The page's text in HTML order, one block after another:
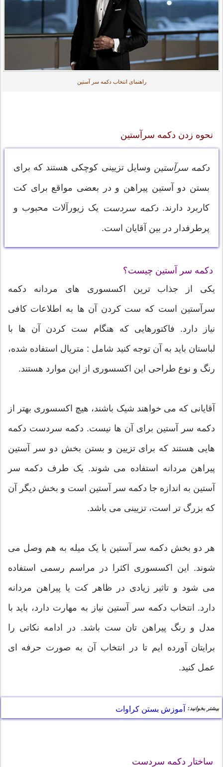
راهنمای انتخاب دکمه سر آستین
نحوه زدن دکمه سرآستین
دکمه سرآستین وسایل تزیینی کوچکی هستند که برای
بستن دو آستین پیراهن و در بعضی مواقع برای کت
کاربرد دارند. دکمه سردست یک زیورآلات محبوب و
پرطرفدار در بین آقایان است.
دکمه سر آستین چیست؟
یکی از جذاب ترین اکسسوری های مردانه دکمه
سرآستین است که ست کردن آن ها به اطلاعات کافی
نیاز دارد. فاکتورهایی که هنگام ست کردن آن ها با
لباستان باید به آن توجه کنید شامل : متریال استفاده شده،
رنگ و نوع طراحی این اکسسوری از این موارد هستند.
آقایانی که می خواهند شیک باشند، هیچ اکسسوری بهتر از
دکمه سر آستین برای آن ها نیست. دکمه سردست دکمه
هایی هستند که برای تزیین و بستن بخش دو سر آستین
پیراهن مردانه استفاده می شوند. یک طرف دکمه سر
آستین به اندازه جا دکمه سر آستین است و بخش دیگر آن
که بزرگ تر است، تزیینی می باشد.
هر دو بخش دکمه سر آستین با یک میله به هم وصل می
شوند. این اکسسوری اکثرا در مراسم رسمی استفاده
می شود و تاثیر زیادی در ظاهر کت یا پیراهن مردانه
دارد. انتخاب دکمه سر آستین نیاز به مهارت دارد، باید با
مدل و رنگ پیراهن تان ست باشد. در ادامه نکاتی را
برایتان آورده ایم تا در انتخاب آن به صورت حرفه ای
عمل کنید.
بیشتر بخوانید: آموزش بستن کراوات
ساختار دکمه سردست